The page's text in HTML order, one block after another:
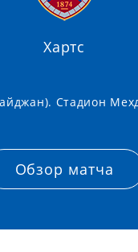
Хартс
Стадион
Обзор матча